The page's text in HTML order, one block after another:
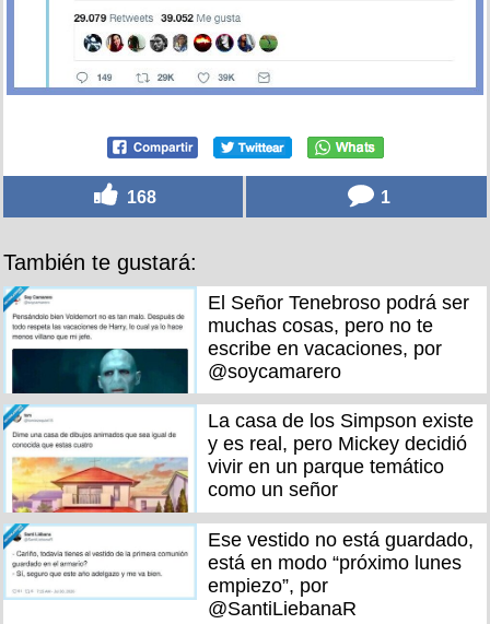
168 1
También te gustará:
El Señor Tenebroso podrá ser
muchas cosas, pero no te
escribe en vacaciones, por
@soycamarero
La casa de los Simpson existe
y es real, pero Mickey decidió
vivir en un parque temático
como un señor
Ese vestido no está guardado,
está en modo “próximo lunes
empiezo”, por
@SantiLiebanaR